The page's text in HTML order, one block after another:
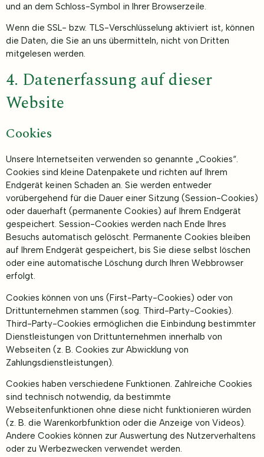
und an dem Schloss-Symbol in Ihrer Browserzeile.
Wenn die SSL- bzw. TLS-Verschlüsselung aktiviert ist, können
die Daten, die Sie an uns übermitteln, nicht von Dritten
mitgelesen werden.
4. Datenerfassung auf dieser
Website
Cookies
Unsere Internetseiten verwenden so genannte „Cookies“.
Cookies sind kleine Datenpakete und richten auf Ihrem
Endgerät keinen Schaden an. Sie werden entweder
vorübergehend für die Dauer einer Sitzung (Session-Cookies)
oder dauerhaft (permanente Cookies) auf Ihrem Endgerät
gespeichert. Session-Cookies werden nach Ende Ihres
Besuchs automatisch gelöscht. Permanente Cookies bleiben
auf Ihrem Endgerät gespeichert, bis Sie diese selbst löschen
oder eine automatische Löschung durch Ihren Webbrowser
erfolgt.
Cookies können von uns (First-Party-Cookies) oder von
Drittunternehmen stammen (sog. Third-Party-Cookies).
Third-Party-Cookies ermöglichen die Einbindung bestimmter
Dienstleistungen von Drittunternehmen innerhalb von
Webseiten (z. B. Cookies zur Abwicklung von
Zahlungsdienstleistungen).
Cookies haben verschiedene Funktionen. Zahlreiche Cookies
sind technisch notwendig, da bestimmte
Webseitenfunktionen ohne diese nicht funktionieren würden
(z. B. die Warenkorbfunktion oder die Anzeige von Videos).
Andere Cookies können zur Auswertung des Nutzerverhaltens
oder zu Werbezwecken verwendet werden.